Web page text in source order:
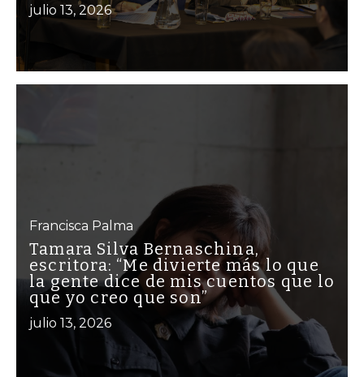
julio 13, 2026
Francisca Palma
Tamara Silva Bernaschina,
escritora: “Me divierte más lo que
la gente dice de mis cuentos que lo
que yo creo que son”
julio 13, 2026